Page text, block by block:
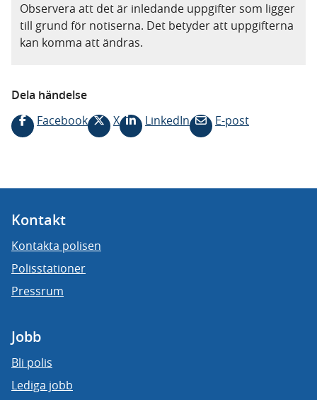
Observera att det är inledande uppgifter som ligger
till grund för notiserna. Det betyder att uppgifterna
kan komma att ändras.
Dela händelse
Facebook
X LinkedIn E-post
Kontakt
Kontakta polisen
Polisstationer
Pressrum
Jobb
Bli polis
Lediga jobb